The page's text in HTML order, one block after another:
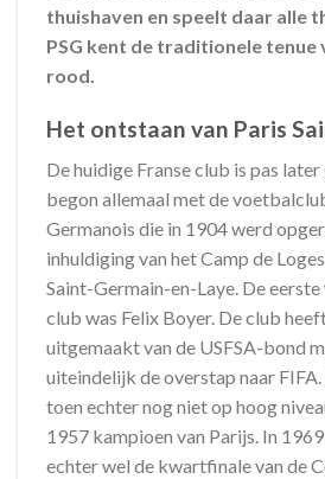
thuishaven en speelt daar alle
PSG kent de traditionele tenue
rood.
Het ontstaan van Paris
De huidige Franse club is pas
begon allemaal met de
Germanois die in 1904 werd
inhuldiging van het Camp de
Saint-Germain-en-Laye. De
club was Felix Boyer. De club
uitgemaakt van de USFSA-bond
uiteindelijk de overstap naar
toen echter nog niet op hoog
1957 kampioen van Parijs. In
echter wel de kwartfinale van de